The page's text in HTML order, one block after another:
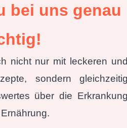
bei uns genau
nicht nur mit leckeren
sondern
über die